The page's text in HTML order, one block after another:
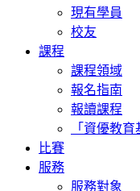
現有學員
校友
課程
課程領域
報名指南
報讀課程
「資優教
比賽
服務
服務對象